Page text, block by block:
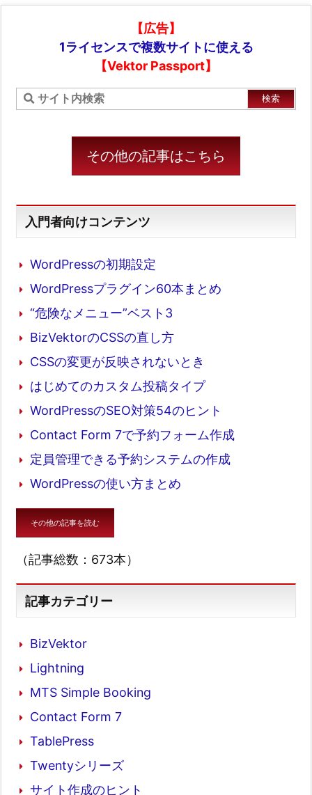
【広告】
1ライセンスで複数サイトに使える
【Vektor Passport】
その他の記事はこちら
入門者向けコンテンツ
WordPressの初期設定
WordPressプラグイン60本まとめ
“危険なメニュー”ベスト3
BizVektorのCSSの直し方
CSSの変更が反映されないとき
はじめてのカスタム投稿タイプ
WordPressのSEO対策54のヒント
Contact Form 7で予約フォーム作成
定員管理できる予約システムの作成
WordPressの使い方まとめ
その他の記事を読む
（記事総数：673本）
記事カテゴリー
BizVektor
Lightning
MTS Simple Booking
Contact Form 7
TablePress
Twentyシリーズ
サイト作成のヒント